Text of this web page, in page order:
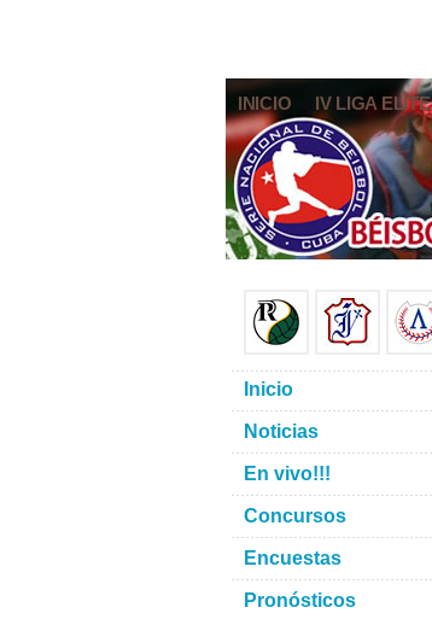
INICIO IV LIGA ELITE
Inicio
Noticias
En vivo!!!
Concursos
Encuestas
Pronósticos